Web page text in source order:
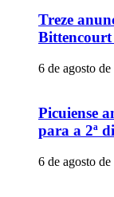
Treze
Bittencourt
6 de agosto
Picuiense
para a 2ª
6 de agosto